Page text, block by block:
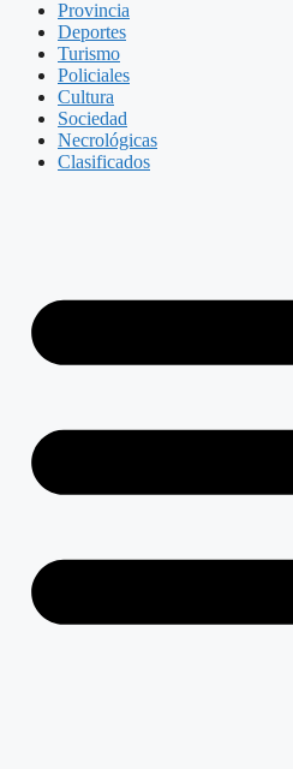
Provincia
Deportes
Turismo
Policiales
Cultura
Sociedad
Necrológicas
Clasificados